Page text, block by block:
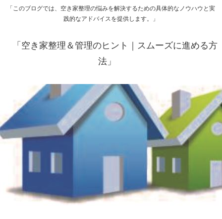
「このブログでは、空き家整理の悩みを解決するための具体的なノウハウと実
践的なアドバイスを提供します。」
「空き家整理＆管理のヒント｜スムーズに進める方
法」